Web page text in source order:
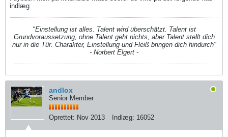
indlæg
"Einstellung ist alles. Talent wird überschätzt. Talent ist
Grundvoraussetzung, ohne Talent geht nichts, aber Talent stellt dich
nur in die Tür. Charakter, Einstellung und Fleiß bringen dich hindurch"
- Norbert Elgert -
andlox
Senior Member
Oprettet: Nov 2013 Indlæg: 16052